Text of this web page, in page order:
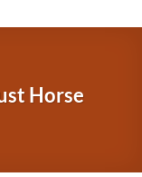
Horse